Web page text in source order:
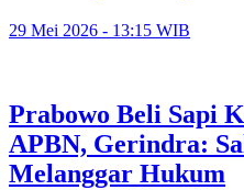
29 Mei 2026 - 13:15 WIB
Prabowo Beli Sapi
APBN, Gerindra:
Melanggar Hukum